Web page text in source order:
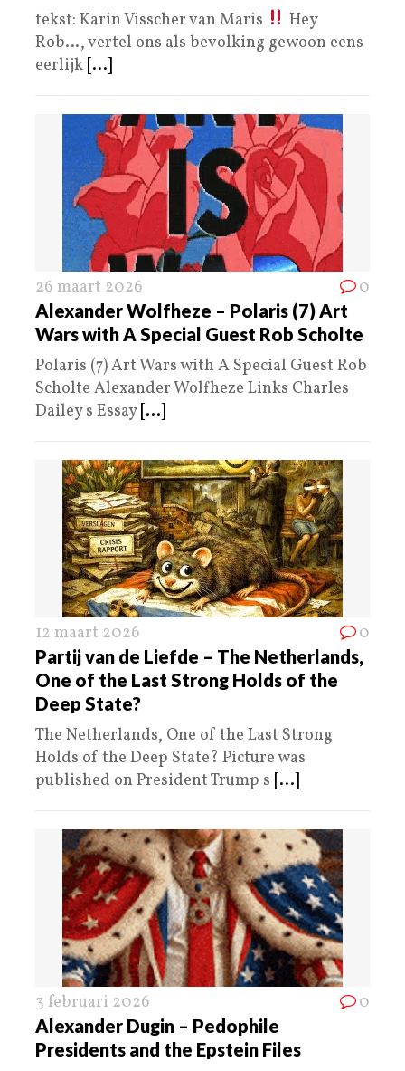
tekst: Karin Visscher van Maris
Hey
Rob…, vertel ons als bevolking gewoon eens
eerlijk [...]
26 maart 2026 0
Alexander Wolfheze – Polaris (7) Art
Wars with A Special Guest Rob Scholte
Polaris (7) Art Wars with A Special Guest Rob
Scholte Alexander Wolfheze Links Charles
Dailey s Essay [...]
12 maart 2026 0
Partij van de Liefde – The Netherlands,
One of the Last Strong Holds of the
Deep State?
The Netherlands, One of the Last Strong
Holds of the Deep State? Picture was
published on President Trump s [...]
3 februari 2026 0
Alexander Dugin – Pedophile
Presidents and the Epstein Files